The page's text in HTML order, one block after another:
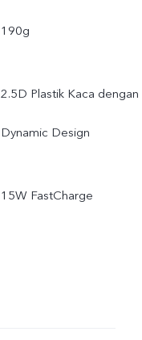
190g
2.5D Plastik Kaca dengan
Dynamic Design
15W FastCharge